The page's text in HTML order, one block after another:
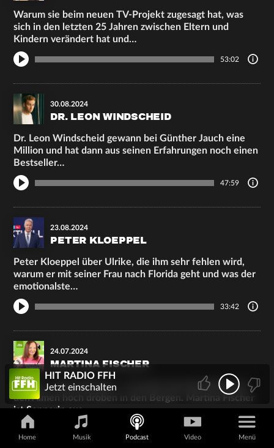
Warum sie beim neuen TV-Projekt zugesagt hat, was
sich in den letzten 25 Jahren zwischen Eltern und
Kindern verändert hat und…
53:02
30.08.2024
DR. LEON WINDSCHEID
Dr. Leon Windscheid gewann bei Günther Jauch eine
Million und hat dann aus seinen Erfahrungen noch einen
Bestseller…
47:59
23.08.2024
PETER KLOEPPEL
Peter Kloeppel über Ulrike, die ihm sehr fehlen wird,
warum er mit seiner Frau nach Florida geht und was der
emotionalste…
33:42
24.07.2024
MARTINA FISCHER
Senner - oder Sennerin – so nennt man die Hirten auf
den Almen hoch droben in den Bergen. Martina Fischer
ist Sennerin aus…
Home Musik Podcast Video Menü
HIT RADIO FFH
Jetzt einschalten